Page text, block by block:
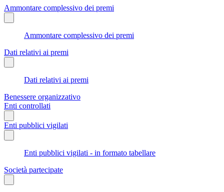
Ammontare complessivo dei premi
Ammontare complessivo dei premi
Dati relativi ai premi
Dati relativi ai premi
Benessere organizzativo
Enti controllati
Enti pubblici vigilati
Enti pubblici vigilati - in formato tabellare
Società partecipate